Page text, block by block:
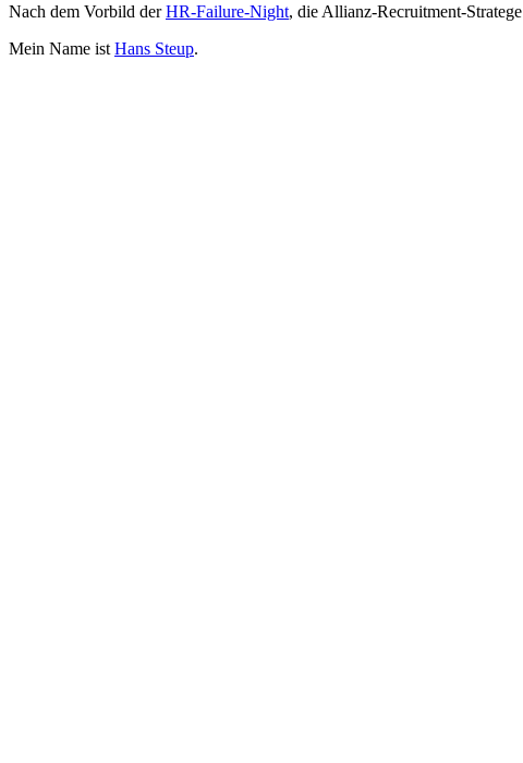
Nach dem Vorbild derHR-Failure-Night, die Allianz-Recruitment-Stratege
Mein Name ist Hans Steup.